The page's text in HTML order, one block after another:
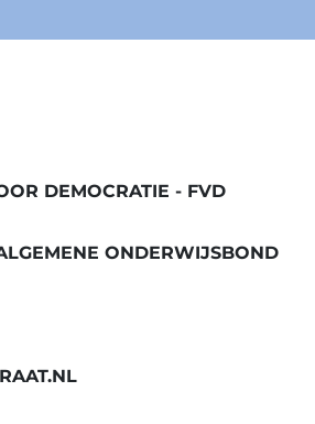
DEMOCRATIE - FVD
ONDERWIJSBOND